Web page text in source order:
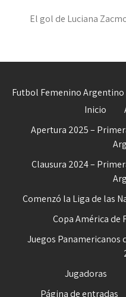
El gol de Luciana
Futbol Femenino Argentino
Inicio
Apertura 2025 –
Clausura 2024 –
Comenzó la Liga de las
Copa América de
Juegos
Jugadoras
Página de entradas